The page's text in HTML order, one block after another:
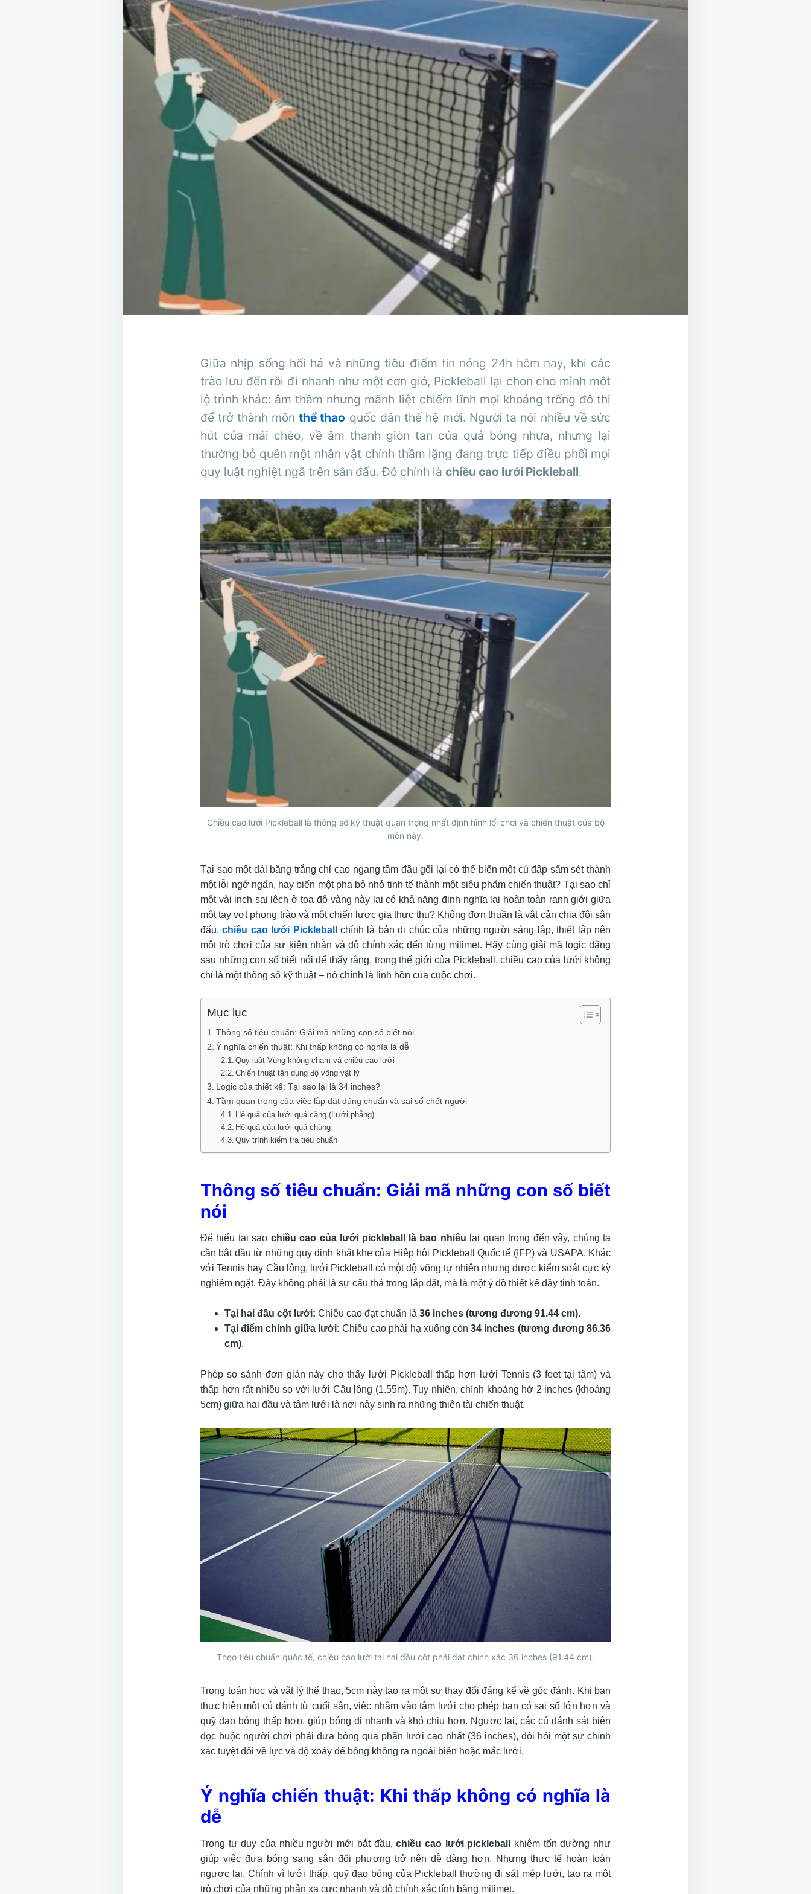
Giữa nhịp sống hối hả và những tiêu điểm tin nóng 24h hôm nay, khi các
trào lưu đến rồi đi nhanh như một cơn gió, Pickleball lại chọn cho mình một
lộ trình khác: âm thầm nhưng mãnh liệt chiếm lĩnh mọi khoảng trống đô thị
để trở thành môn thể thao quốc dân thế hệ mới. Người ta nói nhiều về sức
hút của mái chèo, về âm thanh giòn tan của quả bóng nhựa, nhưng lại
thường bỏ quên một nhân vật chính thầm lặng đang trực tiếp điều phối mọi
quy luật nghiệt ngã trên sân đấu. Đó chính là chiều cao lưới Pickleball.
Chiều cao lưới Pickleball là thông số kỹ thuật quan trọng nhất định hình lối chơi và chiến thuật của bộ
môn này.
Tại sao một dải băng trắng chỉ cao ngang tầm đầu gối lại có thể biến một cú đập sấm sét thành
một lỗi ngớ ngẩn, hay biến một pha bỏ nhỏ tinh tế thành một siêu phẩm chiến thuật? Tại sao chỉ
một vài inch sai lệch ở tọa độ vàng này lại có khả năng định nghĩa lại hoàn toàn ranh giới giữa
một tay vợt phong trào và một chiến lược gia thực thụ? Không đơn thuần là vật cản chia đôi sân
đấu,chiều cao lưới Pickleball
chính là bản di chúc của những người sáng lập, thiết lập nên
một trò chơi của sự kiên nhẫn và độ chính xác đến từng milimet. Hãy cùng giải mã logic đằng
sau những con số biết nói để thấy rằng, trong thế giới của Pickleball, chiều cao của lưới không
chỉ là một thông số kỹ thuật – nó chính là linh hồn của cuộc chơi.
Mục lục
Thông số tiêu chuẩn: Giải mã những con số biết nói
Ý nghĩa chiến thuật: Khi thấp không có nghĩa là dễ
Quy luật Vùng không chạm và chiều cao lưới
Chiến thuật tận dụng độ võng vật lý
Logic của thiết kế: Tại sao lại là 34 inches?
Tầm quan trọng của việc lắp đặt đúng chuẩn và sai số chết người
Hệ quả của lưới quá căng (Lưới phẳng)
Hệ quả của lưới quá chùng
Quy trình kiểm tra tiêu chuẩn
Thông số tiêu chuẩn: Giải mã những con số biết
nói
Để hiểu tại sao chiều cao của lưới pickleball là bao nhiêu lại quan trọng đến vậy, chúng ta
cần bắt đầu từ những quy định khắt khe của Hiệp hội Pickleball Quốc tế (IFP) và USAPA. Khác
với Tennis hay Cầu lông, lưới Pickleball có một độ võng tự nhiên nhưng được kiểm soát cực kỳ
nghiêm ngặt. Đây không phải là sự cẩu thả trong lắp đặt, mà là một ý đồ thiết kế đầy tinh toán.
Tại hai đầu cột lưới: Chiều cao đạt chuẩn là 36 inches (tương đương 91.44 cm).
Tại điểm chính giữa lưới: Chiều cao phải hạ xuống còn34 inches (tương đương 86.36
cm).
Phép so sánh đơn giản này cho thấy lưới Pickleball thấp hơn lưới Tennis (3 feet tại tâm) và
thấp hơn rất nhiều so với lưới Cầu lông (1.55m). Tuy nhiên, chính khoảng hở 2 inches (khoảng
5cm) giữa hai đầu và tâm lưới là nơi nảy sinh ra những thiên tài chiến thuật.
Theo tiêu chuẩn quốc tế, chiều cao lưới tại hai đầu cột phải đạt chính xác 36 inches (91.44 cm).
Trong toán học và vật lý thể thao, 5cm này tạo ra một sự thay đổi đáng kể về góc đánh. Khi bạn
thực hiện một cú đánh từ cuối sân, việc nhắm vào tâm lưới cho phép bạn có sai số lớn hơn và
quỹ đạo bóng thấp hơn, giúp bóng đi nhanh và khó chịu hơn. Ngược lại, các cú đánh sát biên
dọc buộc người chơi phải đưa bóng qua phần lưới cao nhất (36 inches), đòi hỏi một sự chính
xác tuyệt đối về lực và độ xoáy để bóng không ra ngoài biên hoặc mắc lưới.
Ý nghĩa chiến thuật: Khi thấp không có nghĩa là
dễ
Trong tư duy của nhiều người mới bắt đầu,chiều cao lưới pickleball
khiêm tốn dường như
giúp việc đưa bóng sang sân đối phương trở nên dễ dàng hơn. Nhưng thực tế hoàn toàn
ngược lại. Chính vì lưới thấp, quỹ đạo bóng của Pickleball thường đi sát mép lưới, tạo ra một
trò chơi của những phản xạ cực nhanh và độ chính xác tính bằng milimet.